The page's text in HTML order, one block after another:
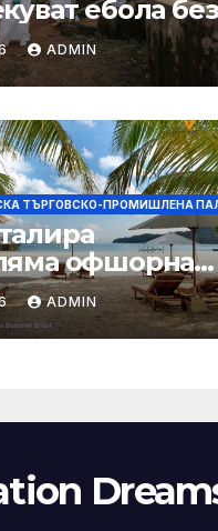
ебола без
докато СЗО
ADMIN
ТЪРГОВСКО-ПРОМИШЛЕНА
офшорна
с
ADMIN